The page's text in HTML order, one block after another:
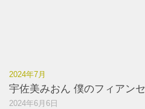
2024年7月
宇佐美みおん 僕のフィアンセ
2024年6月6日